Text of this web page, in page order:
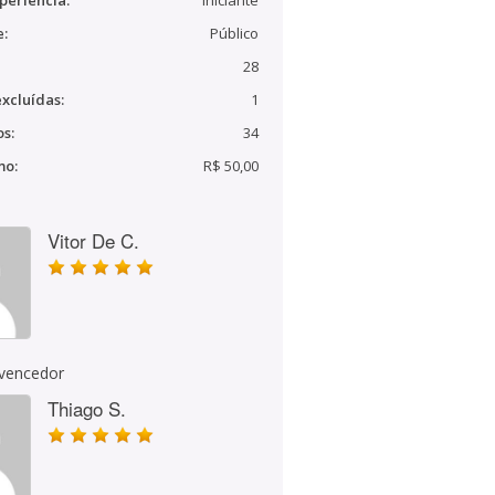
Público
28
1
34
R$ 50,00
Vitor De C.
Thiago S.